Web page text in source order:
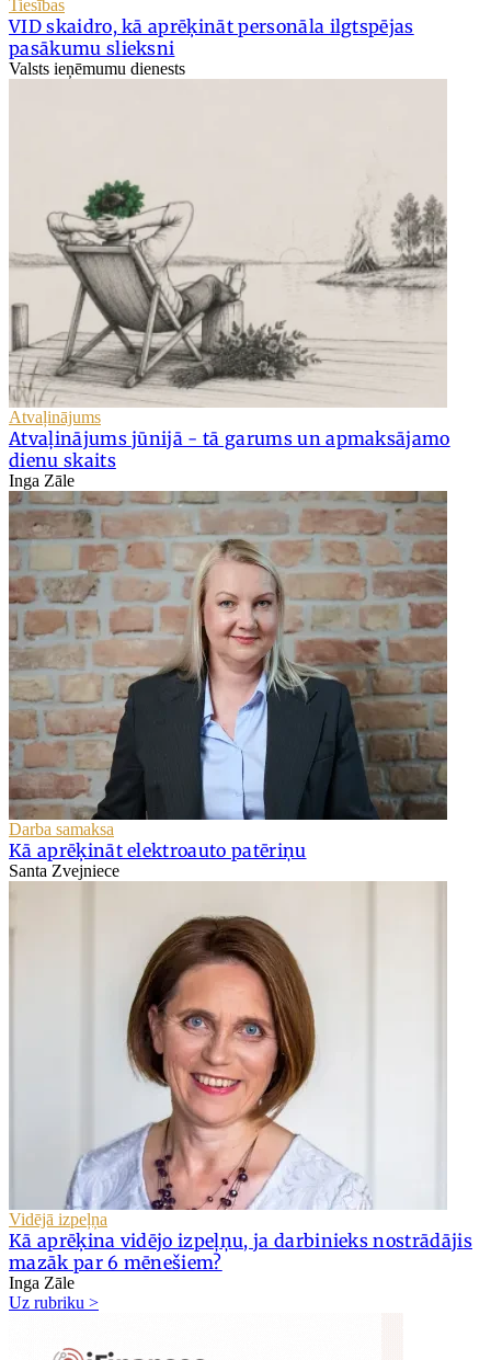
Tiesības
VID skaidro, kā aprēķināt personāla ilgtspējas
pasākumu slieksni
Valsts ieņēmumu dienests
Atvaļinājums
Atvaļinājums jūnijā - tā garums un apmaksājamo
dienu skaits
Inga Zāle
Darba samaksa
Kā aprēķināt elektroauto patēriņu
Santa Zvejniece
Vidējā izpeļņa
Kā aprēķina vidējo izpeļņu, ja darbinieks nostrādājis
mazāk par 6 mēnešiem?
Inga Zāle
Uz rubriku >